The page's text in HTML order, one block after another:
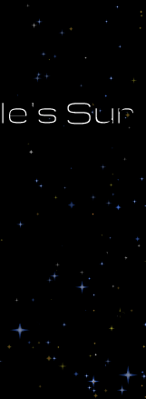
le's Sur
e d
t h
n
U